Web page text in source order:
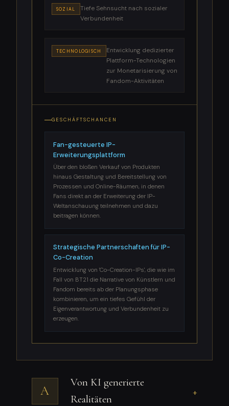
SOZIAL
Tiefe Sehnsucht nach sozialer
Verbundenheit
TECHNOLOGISCH
Entwicklung dedizierter
Plattform-Technologien
zur Monetarisierung von
Fandom-Aktivitäten
GESCHÄFTSCHANCEN
Fan-gesteuerte IP-
Erweiterungsplattform
Über den bloßen Verkauf von Produkten
hinaus Gestaltung und Bereitstellung von
Prozessen und Online-Räumen, in denen
Fans direkt an der Erweiterung der IP-
Weltanschauung teilnehmen und dazu
beitragen können.
Strategische Partnerschaften für IP-
Co-Creation
Entwicklung von 'Co-Creation-IPs', die wie im
Fall von BT21 die Narrative von Künstlern und
Fandom bereits ab der Planungsphase
kombinieren, um ein tiefes Gefühl der
Eigenverantwortung und Verbundenheit zu
erzeugen.
A
Von KI generierte
Realitäten
+